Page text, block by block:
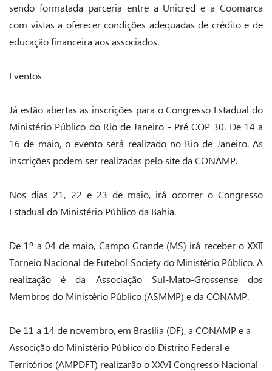
sendo formatada parceria entre a Unicred e a Coomarca
com vistas a oferecer condições adequadas de crédito e de
educação financeira aos associados.
Eventos
Já estão abertas as inscrições para o Congresso Estadual do
Ministério Público do Rio de Janeiro - Pré COP 30. De 14 a
16 de maio, o evento será realizado no Rio de Janeiro. As
inscrições podem ser realizadas pelo site da CONAMP.
Nos dias 21, 22 e 23 de maio, irá ocorrer o Congresso
Estadual do Ministério Público da Bahia.
De 1º a 04 de maio, Campo Grande (MS) irá receber o XXII
Torneio Nacional de Futebol Society do Ministério Público. A
realização é da Associação Sul-Mato-Grossense dos
Membros do Ministério Público (ASMMP) e da CONAMP.
De 11 a 14 de novembro, em Brasília (DF), a CONAMP e a
Associção do Ministério Público do Distrito Federal e
Territórios (AMPDFT) realizarão o XXVI Congresso Nacional